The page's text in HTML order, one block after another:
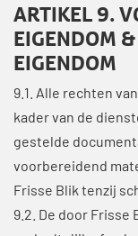
ARTIKEL 9.
EIGENDOM
EIGENDOM
9.1. Alle rechten
kader van de
gestelde
voorbereidend
Frisse Blik tenzij
9.2. De door